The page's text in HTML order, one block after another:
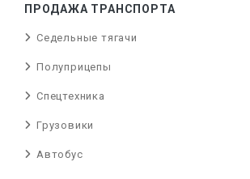
ПРОДАЖА ТРАНСПОРТА
Седельные тягачи
Полуприцепы
Спецтехника
Грузовики
Автобус